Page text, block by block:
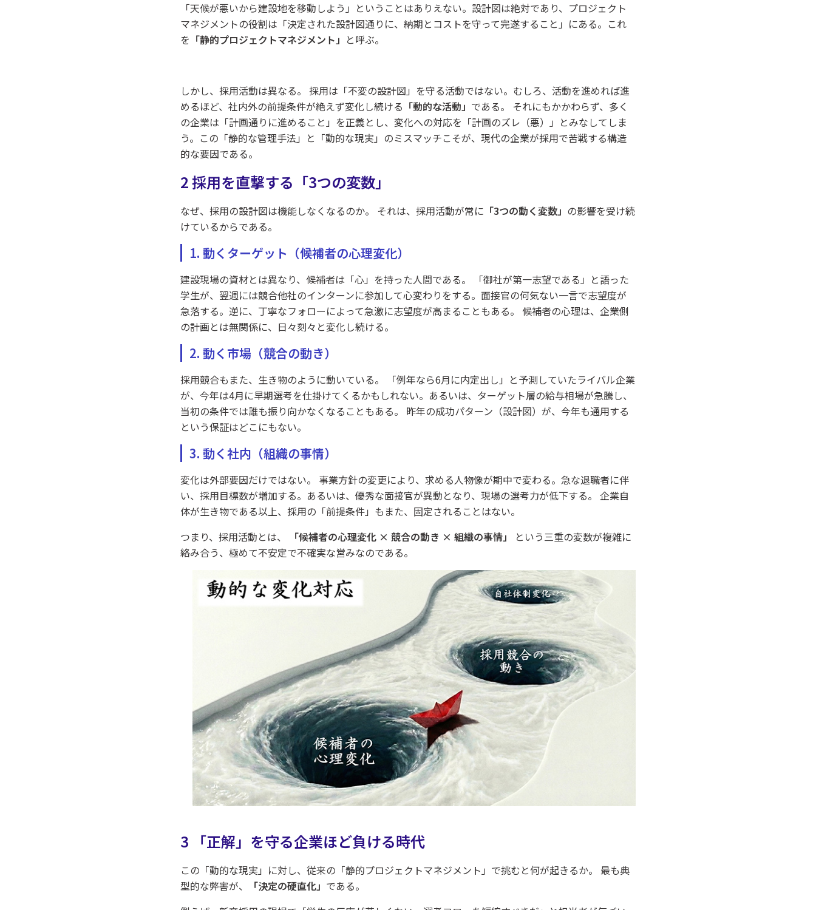
「天候が悪いから建設地を移動しよう」ということはありえない。設計図は絶対であり、プロジェクト
マネジメントの役割は「決定された設計図通りに、納期とコストを守って完遂すること」にある。これ
を 「静的プロジェクトマネジメント」 と呼ぶ。
しかし、採用活動は異なる。 採用は「不変の設計図」を守る活動ではない。むしろ、活動を進めれば進
めるほど、社内外の前提条件が絶えず変化し続ける 「動的な活動」 である。 それにもかかわらず、多く
の企業は「計画通りに進めること」を正義とし、変化への対応を「計画のズレ（悪）」とみなしてしま
う。この「静的な管理手法」と「動的な現実」のミスマッチこそが、現代の企業が採用で苦戦する構造
的な要因である。
2 採用を直撃する「3つの変数」
なぜ、採用の設計図は機能しなくなるのか。 それは、採用活動が常に 「3つの動く変数」 の影響を受け続
けているからである。
1. 動くターゲット（候補者の心理変化）
建設現場の資材とは異なり、候補者は「心」を持った人間である。 「御社が第一志望である」と語った
学生が、翌週には競合他社のインターンに参加して心変わりをする。面接官の何気ない一言で志望度が
急落する。逆に、丁寧なフォローによって急激に志望度が高まることもある。 候補者の心理は、企業側
の計画とは無関係に、日々刻々と変化し続ける。
2. 動く市場（競合の動き）
採用競合もまた、生き物のように動いている。 「例年なら6月に内定出し」と予測していたライバル企業
が、今年は4月に早期選考を仕掛けてくるかもしれない。あるいは、ターゲット層の給与相場が急騰し、
当初の条件では誰も振り向かなくなることもある。 昨年の成功パターン（設計図）が、今年も通用する
という保証はどこにもない。
3. 動く社内（組織の事情）
変化は外部要因だけではない。 事業方針の変更により、求める人物像が期中で変わる。急な退職者に伴
い、採用目標数が増加する。あるいは、優秀な面接官が異動となり、現場の選考力が低下する。 企業自
体が生き物である以上、採用の「前提条件」もまた、固定されることはない。
つまり、採用活動とは、
「候補者の心理変化 × 競合の動き × 組織の事情」
という三重の変数が複雑に
絡み合う、極めて不安定で不確実な営みなのである。
3 「正解」を守る企業ほど負ける時代
この「動的な現実」に対し、従来の「静的プロジェクトマネジメント」で挑むと何が起きるか。 最も典
型的な弊害が、
「決定の硬直化」 である。